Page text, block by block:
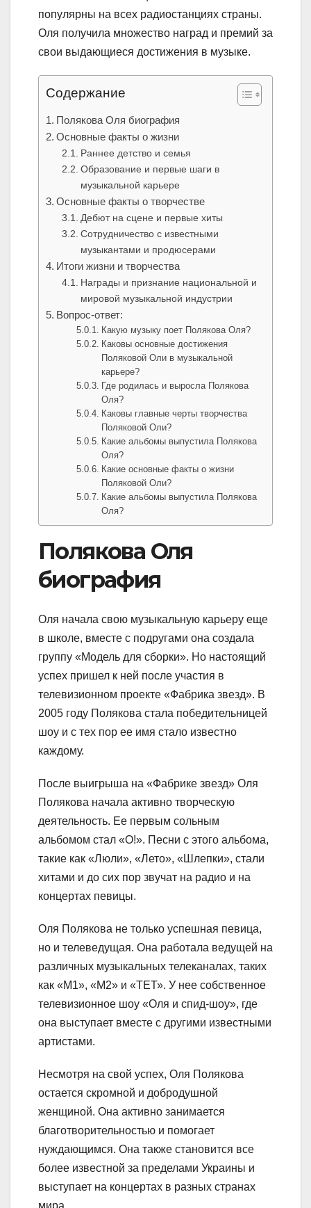
популярны на всех радиостанциях страны.
Оля получила множество наград и премий за
свои выдающиеся достижения в музыке.
Содержание
Полякова Оля биография
Основные факты о жизни
Раннее детство и семья
Образование и первые шаги в
музыкальной карьере
Основные факты о творчестве
Дебют на сцене и первые хиты
Сотрудничество с известными
музыкантами и продюсерами
Итоги жизни и творчества
Награды и признание национальной и
мировой музыкальной индустрии
Вопрос-ответ:
Какую музыку поет Полякова Оля?
Каковы основные достижения
Поляковой Оли в музыкальной
карьере?
Где родилась и выросла Полякова
Оля?
Каковы главные черты творчества
Поляковой Оли?
Какие альбомы выпустила Полякова
Оля?
Какие основные факты о жизни
Поляковой Оли?
Какие альбомы выпустила Полякова
Оля?
Полякова Оля
биография
Оля начала свою музыкальную карьеру еще
в школе, вместе с подругами она создала
группу «Модель для сборки». Но настоящий
успех пришел к ней после участия в
телевизионном проекте «Фабрика звезд». В
2005 году Полякова стала победительницей
шоу и с тех пор ее имя стало известно
каждому.
После выигрыша на «Фабрике звезд» Оля
Полякова начала активно творческую
деятельность. Ее первым сольным
альбомом стал «О!». Песни с этого альбома,
такие как «Люли», «Лето», «Шлепки», стали
хитами и до сих пор звучат на радио и на
концертах певицы.
Оля Полякова не только успешная певица,
но и телеведущая. Она работала ведущей на
различных музыкальных телеканалах, таких
как «М1», «М2» и «ТЕТ». У нее собственное
телевизионное шоу «Оля и спид-шоу», где
она выступает вместе с другими известными
артистами.
Несмотря на свой успех, Оля Полякова
остается скромной и добродушной
женщиной. Она активно занимается
благотворительностью и помогает
нуждающимся. Она также становится все
более известной за пределами Украины и
выступает на концертах в разных странах
мира.